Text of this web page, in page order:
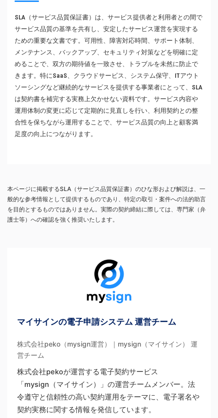
SLA（サービス品質保証書）は、サービス提供者と利用者との間で
サービス品質の基準を共有し、安定したサービス運営を実現する
ための重要な文書です。可用性、障害対応時間、サポート体制、
メンテナンス、バックアップ、セキュリティ対策などを明確に定
めることで、双方の期待値を一致させ、トラブルを未然に防止で
きます。特にSaaS、クラウドサービス、システム保守、ITアウト
ソーシングなど継続的なサービスを提供する事業者にとって、SLA
は契約書を補完する実務上欠かせない資料です。サービス内容や
運用体制の変更に応じて定期的に見直しを行い、利用契約との整
合性を保ちながら運用することで、サービス品質の向上と顧客満
足度の向上につながります。
本ページに掲載するSLA（サービス品質保証書）のひな形および解説は、一
般的な参考情報として提供するものであり、特定の取引・案件への法的助言
を目的とするものではありません。実際の契約締結に際しては、専門家（弁
護士等）への確認を強く推奨いたします。
マイサインの電子申請システム 運営チーム
株式会社peko（mysign運営）｜mysign（マイサイン） 運
営チーム
株式会社pekoが運営する電子契約サービス
「mysign（マイサイン）」の運営チームメンバー。法
令遵守と信頼性の高い契約運用をテーマに、電子署名や
契約実務に関する情報を発信しています。